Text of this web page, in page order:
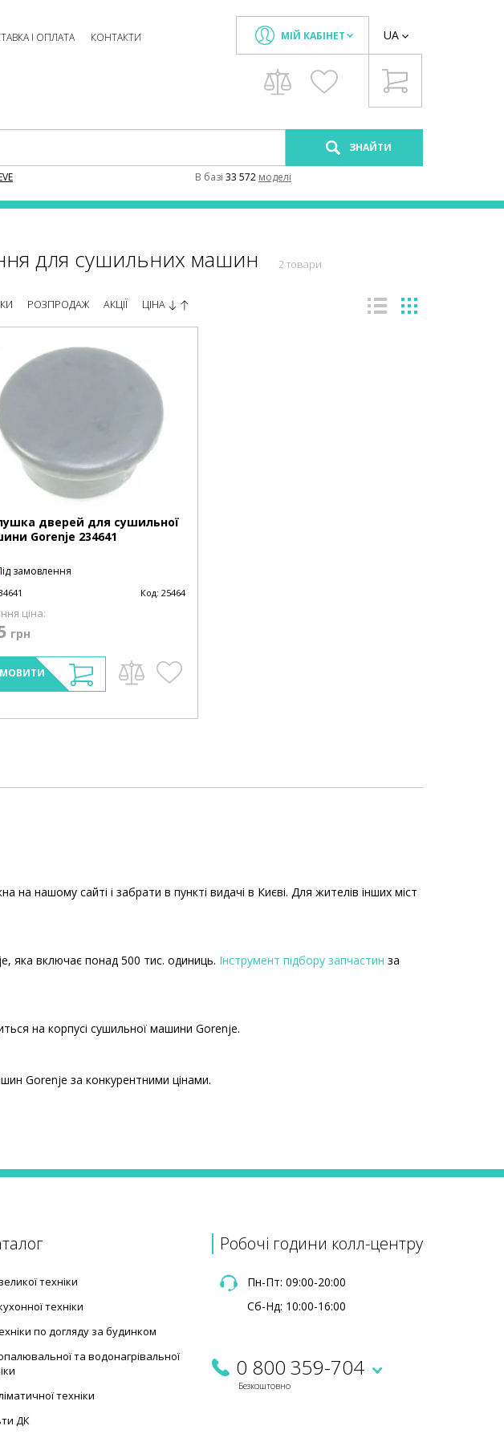
І ОПЛАТА КОНТАКТИ МІЙ КАБІНЕТ UA
ЗНАЙТИ
В базi 33 572 моделi
для сушильних машин 2 товари
РОЗПРОДАЖ АКЦІЇ ЦІНА
дверей для сушильної
Gorenje 234641
замовлення
Код: 25464
ціна:
грн
сайті і забрати в пункті видачі в Києві. Для жителів інших міст
яка включає понад 500 тис. одиниць. Інструмент підбору запчастин за
на корпусі сушильної машини Gorenje.
Gorenje за конкурентними цінами.
585 ₴
техніки
техніки
по догляду за будинком
та водонагрівальної
техніки
ДК
Робочі години колл-центру
Пн-Пт: 09:00-20:00
Сб-Нд: 10:00-16:00
0 800 359-704
Безкоштовно